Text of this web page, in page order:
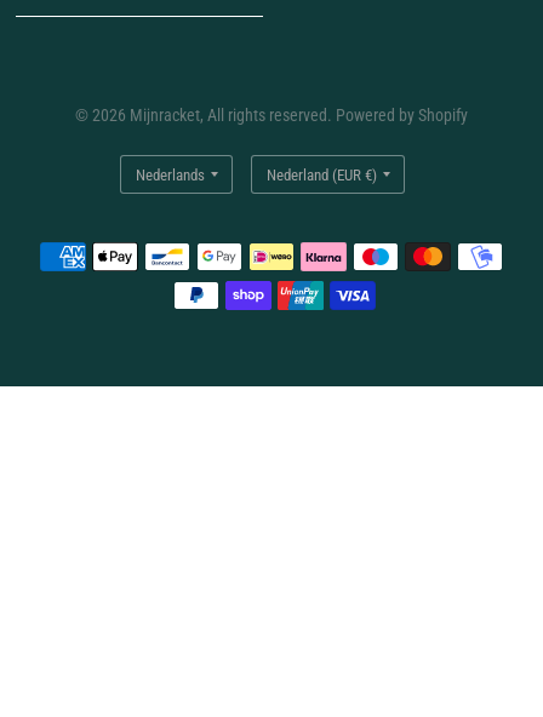
© 2026 Mijnracket, All rights reserved. Powered by Shopify
Land/regio
bijwerken
Land/regio
bijwerken